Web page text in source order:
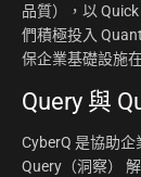
品質），以
們積極投入
保企業基礎設施
Query 與
CyberQ 是協助
Query（洞察）